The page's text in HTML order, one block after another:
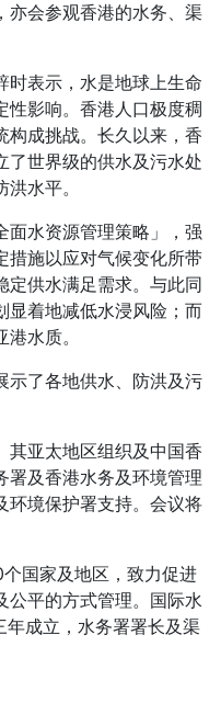
亦会参观香港的水务、渠
时表示，水是地球上生命
性影响。香港人口极度稠
构成挑战。长久以来，香
了世界级的供水及污水处
水平。
面水资源管理策略」，强
措施以应对气候变化所带
定供水满足需求。与此同
显着地减低水浸风险；而
水质。
示了各地供水、防洪及污
其亚太地区组织及中国香
署及香港水务及环境管理
环境保护署支持。会议将
国家及地区，致力促进
公平的方式管理。国际水
成立，水务署署长及渠